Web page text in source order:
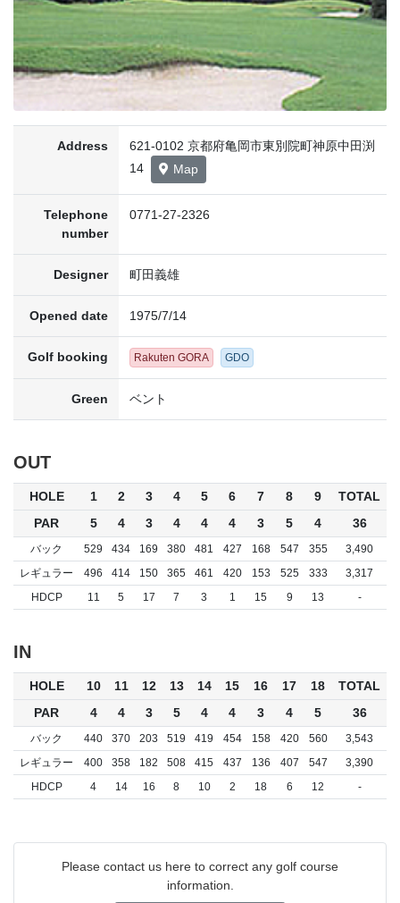
Address
621-0102 京都府亀岡市東別院町神原中田渕
14
Map
Telephone
number
0771-27-2326
Designer 町田義雄
Opened date 1975/7/14
Golf booking Rakuten GORA GDO
Green ベント
OUT
HOLE 1 2 3 4 5 6 7 8 9
TOTAL
PAR
5 4 3 4 4 4 3 5 4 36
バック 529 434 169 380 481 427 168 547 355
3,490
レギュラー
496 414 150 365 461 420 153 525 333
3,317
HDCP
11 5 17 7 3 1 15 9 13 -
IN
HOLE 10 11 12 13 14 15 16 17 18
TOTAL
PAR
4 4 3 5 4 4 3 4 5 36
バック 440 370 203 519 419 454 158 420 560
3,543
レギュラー
400 358 182 508 415 437 136 407 547
3,390
HDCP
4 14 16 8 10 2 18 6 12 -
Please contact us here to correct any golf course
information.